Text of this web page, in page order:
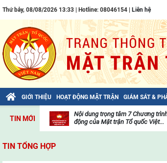
Thứ bảy, 08/08/2026 13:33 | Hotline: 08046154 | Liên hệ
GIỚI THIỆU HOẠT ĐỘNG MẶT TRẬN GIÁM SÁT &
TIN MỚI
TIẾN
viện
Nội dung trọng tâm 7 Chương
động của Mặt trận Tổ quốc Việt...
TIN TỔNG HỢP